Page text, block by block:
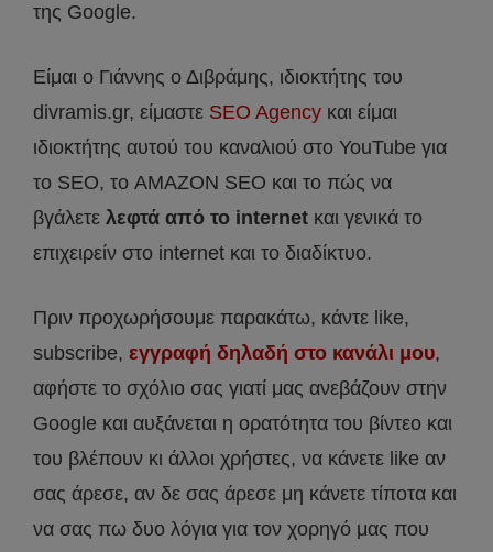
της Google.
Είμαι ο Γιάννης ο Διβράμης, ιδιοκτήτης του
divramis.gr, είμαστε SEO Agency και είμαι
ιδιοκτήτης αυτού του καναλιού στο YouTube για
το SEO, το AMAZON SEO και το πώς να
βγάλετε λεφτά από το internet και γενικά το
επιχειρείν στο internet και το διαδίκτυο.
Πριν προχωρήσουμε παρακάτω, κάντε like,
subscribe, εγγραφή δηλαδή στο κανάλι μου,
αφήστε το σχόλιο σας γιατί μας ανεβάζουν στην
Google και αυξάνεται η ορατότητα του βίντεο και
του βλέπουν κι άλλοι χρήστες, να κάνετε like αν
σας άρεσε, αν δε σας άρεσε μη κάνετε τίποτα και
να σας πω δυο λόγια για τον χορηγό μας που